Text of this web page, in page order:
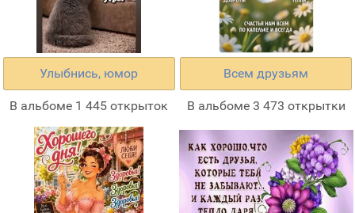
Улыбнись, юмор
В альбоме 1 445 открыток
Всем друзьям
В альбоме 3 473 открытки